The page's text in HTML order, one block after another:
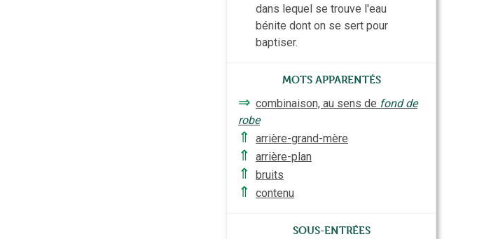
dans lequel se trouve l'eau
bénite dont on se sert pour
baptiser.
Mots apparentés
⇒ combinaison, au sens de fond de
robe
⇑ arrière-grand-mère
⇑ arrière-plan
⇑ bruits
⇑ contenu
Sous-entrées